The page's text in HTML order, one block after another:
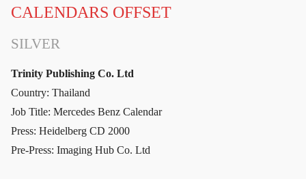
CALENDARS OFFSET
SILVER
Trinity Publishing Co. Ltd
Country: Thailand
Job Title: Mercedes Benz Calendar
Press: Heidelberg CD 2000
Pre-Press: Imaging Hub Co. Ltd